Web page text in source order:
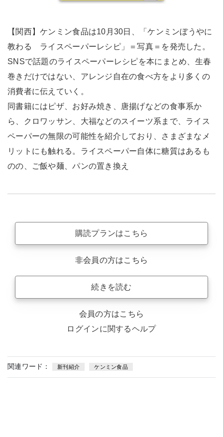
【関西】ケンミン食品は10月30日、「ケンミンぼうやに
教わる ライスペーパーレシピ」＝写真＝を発売した。
SNSで話題のライスペーパーレシピを本にまとめ、生春
巻きだけではない、アレンジ自在の食べ方をより多くの
消費者に伝えていく。
同書籍にはピザ、お好み焼き、唐揚げなどの食事系か
ら、クロワッサン、大福などのスイーツ系まで、ライス
ペーパーの無限の可能性を紹介しており、さまざまなメ
リットにも触れる。ライスペーパー自体に糖質はあるも
のの、ご飯や麺、パンの置き換え
購読プランはこちら
非会員の方はこちら
続きを読む
会員の方はこちら
ログインに関するヘルプ
関連ワード： 新刊紹介 ケンミン食品